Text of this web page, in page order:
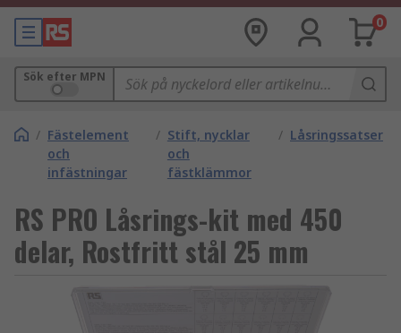
0
Sök efter MPN
/ Fästelement
och
infästningar
/ Stift, nycklar
och
fästklämmor
/ Låsringssatser
RS PRO Låsrings-kit med 450
delar, Rostfritt stål 25 mm